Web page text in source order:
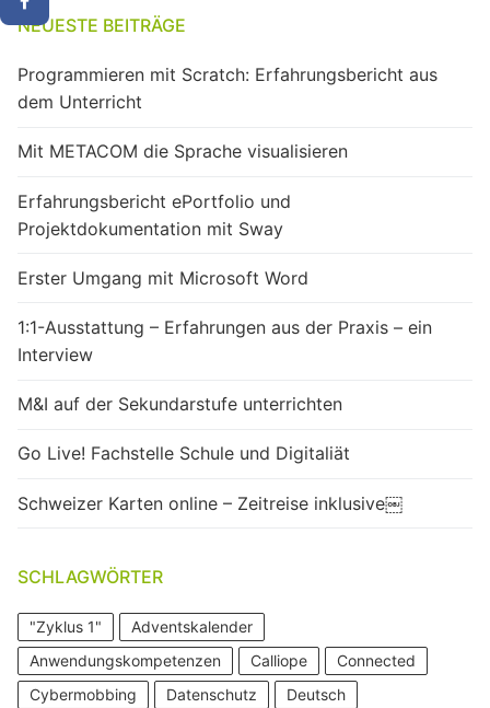
NEUESTE BEITRÄGE
Programmieren mit Scratch: Erfahrungsbericht aus
dem Unterricht
Mit METACOM die Sprache visualisieren
Erfahrungsbericht ePortfolio und
Projektdokumentation mit Sway
Erster Umgang mit Microsoft Word
1:1-Ausstattung – Erfahrungen aus der Praxis – ein
Interview
M&I auf der Sekundarstufe unterrichten
Go Live! Fachstelle Schule und Digitaliät
Schweizer Karten online – Zeitreise inklusive￼
SCHLAGWÖRTER
"Zyklus 1"
Adventskalender
Anwendungskompetenzen
Calliope
Connected
Cybermobbing
Datenschutz
Deutsch